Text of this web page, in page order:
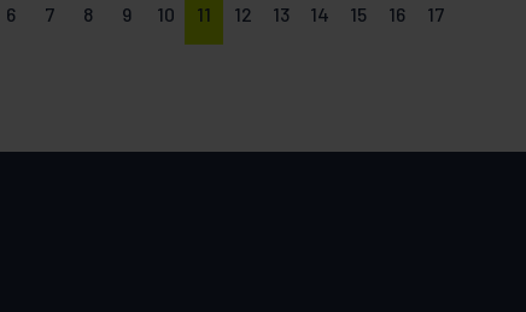
6 7 8 9 10 11 12 13 14 15 16 17